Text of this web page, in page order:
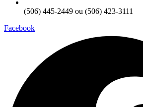
(506) 445-2449 ou (506) 423-3111
Facebook